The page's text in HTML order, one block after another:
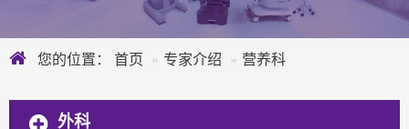
您的位置： 首页 专家介绍 营养科
外科